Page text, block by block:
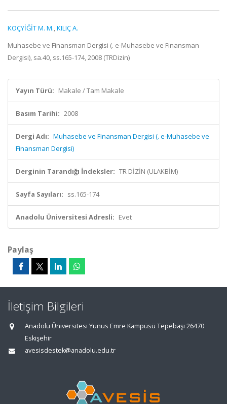
KOÇYİĞİT M. M.,KILIÇ A.
Muhasebe ve Finansman Dergisi (. e-Muhasebe ve Finansman
Dergisi), sa.40, ss.165-174, 2008 (TRDizin)
Yayın Türü: Makale / Tam Makale
Basım Tarihi: 2008
Dergi Adı: Muhasebe ve Finansman Dergisi (. e-Muhasebe ve
Finansman Dergisi)
Derginin Tarandığı İndeksler: TR DİZİN (ULAKBİM)
Sayfa Sayıları: ss.165-174
Anadolu Üniversitesi Adresli: Evet
Paylaş
İletişim Bilgileri
Anadolu Üniversitesi Yunus Emre Kampüsü Tepebaşı 26470
Eskişehir
avesisdestek@anadolu.edu.tr